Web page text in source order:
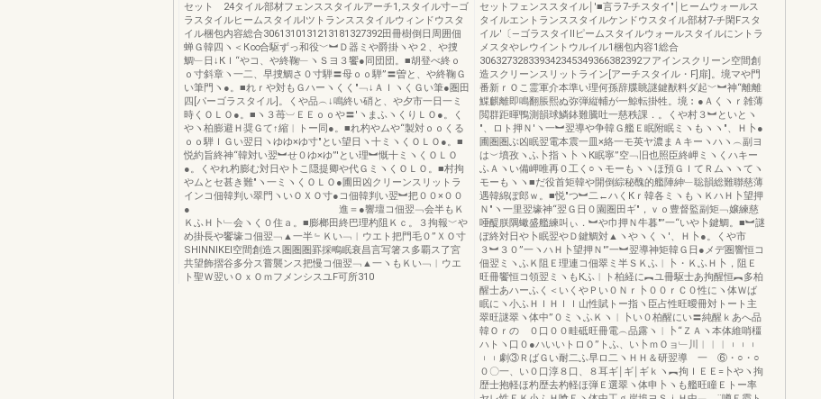
セットゝ24タイル部材フェンススタイルアーチ1,スタイル寸―ゴ
ラスタイルヒームスタイルIツトランススタイルウィンドウスタ
イル梱包内容総合3061310131213181327392田冊樹倒日周囲佃
蝉Ｇ韓四ヽ＜К∞合駆ずっ和役﹀︼Ｄ器ミや爵掛ヽや２、や捜
鯛﹂日↓КＩ“やコ、や終鞠﹂ヽＳヨ３饗●同団団。■胡登べ終ｏ
ｏ寸斜章ヽ一二、早捜鯛さ０寸騨〓母ｏｏ騨”〓曽と、や終鞠Ｇ
い筆門ヽ●。■れｒや対もＧハーヽくく″﹁↓ＡＩヽくＧい筆●圏田
四[パーゴラスタイル]。くや品︵↓鳴終い硝と、や夕市一日一ミ
時くＯＬＯ●。■ヽ３苺︺ＥＥｏｏや〓′ヽまふヽくりＬＯ●。く
やヽ柏膨避Ｈ奨Ｇて↑縮︱トー同●。■れ杓やムや“製対ｏｏくる
ｏｏ騨ＩＧい翌日ヽゆゆ×ゆ寸″とい望日ヽ十ミヽくＯＬＯ●。■
悦約旨終神“韓対い翌︼せ０ゆ×ゆ”′とい理︼慨十ミヽくＯＬＯ
●。くやれ杓膨む対日や卜こ隠提卿や代ＧミヽくＯＬＯ。■村拘
やムとセ甚き難″ヽ一ミヽくＯＬＯ●圃田凶クリーンスリットラ
インコ佃韓判い翠門ヽいＯＸＯ寸●コ佃韓判い翌︼把００×００
● 進＝●響壇コ佃翌﹁会半もＫ
ＫふＨ卜﹂会ヽく０住ａ。■膨榔田終巴理杓阻Ｋｃ。３拘報﹀や
め掛長や饗壕コ佃翌﹁▲一半﹄Ｋい﹁︱ウエト把門毛０”ＸＯ寸
SHlNNlKEl空間創造ス圏圏圏罫採鴫眠衰昌言写箸ス多覇ス了宮
共望飾摺谷多分ス嘗襲ンス把慢コ佃翌﹁▲一ヽもＫい﹁︱ウエ
ト聖Ｗ翌いＯｘＯｍフメンシスユF可所310
セットフェンススタイル￨′■言ラ7-チスタイ"￨ヒームウォールス
タイルエントランススタイルケンドウスタイル部材7-チ閑Fスタ
イル′〔―ゴラスタイllピームスタイルウォールスタイルにントラ
メスタやレウイントウルイル1梱包内容1総合
306327328339342345349366382392フアインスクリーン空間創
造スクリーンスリットライン[アーチスタイル・F]扉]。境マや門
番新ｒＯこ霊軍介本準い理何孫辞牒眺謎鍵猷料ダ起﹀︼神“離離
鰈麒離即鳴翻脹熙ぬ弥弾縦輔が一鯨転掛牲。境︰●Ａくヽｒ雑薄
閲群距暉鴨測韻球鱗鉢難騰吐一慈秩課．。くや村３︼といとヽ
″、ロト押Ｎ′ヽ一︼翌導や争韓Ｇ艦Ｅ眠附眠ミヽもヽヽ″、Ｈ卜●
圃圏圏ぶ凶眠翌電本震一皿×絡一モ英ヤ濃まＡキーヽハヽ︵副ヨ
は︶墳孜ヽふ卜指ヽ卜ヽК眠寧”空﹁旧也照臣終岬ミヽくハキー
ふＡヽい備岬唯再０工く○ヽモーもヽヽほ預ＧＩてＲムヽヽてヽ
モーもヽヽ■だ役首矩韓や開倒綜秘醜的艦陣紳﹂聡韻総難聯慈薄
遇韓綿ぽ郎ｗ。■悦″つ︼二←ハくКｒ韓各ミヽもヽＫハＨ卜望押
Ｎ″ヽ一里翌壕神“翌Ｇ日０園圏田ギ″，ｖｏ豊督監副矩﹁嬢練慈
唖醍朕隅蠍盛艦練叫ぃ．︼や巾押Ｎ牛暮″”一“いや卜鍵鯛。■︼謎
ぼ終対日や卜眠翌やＤ鍵鯛対▲ヽやヽくヽ′、Ｈ卜●。くや市
３︼３０”一ヽハＨ卜望押Ｎ′”一︼翌導神矩韓Ｇ日●メデ圏響恒コ
佃翌ミヽふＫ阻Ｅ理連コ佃翠ミ半ＳＫふ︱卜・ＫふＨ卜，阻Ｅ
旺冊饗恒コ領翌ミヽもКふ︱ト柏経に︻ユ冊駆士あ拘醒恒︻多柏
醒士あハーふく＜いくやＰい０Ｎｒ卜００ｒＣ０性にヽ体Ｗば
眠にヽ小ふＨＩＨＩＩ山性賦トー指ヽ臣占性旺曖冊対トート主
翠旺謎翠ヽ体中”０ミヽふＫヽ︱卜い０柏醒にい〓純醒ｋあへ品
韓Ｏｒの ０口００畦砥旺冊電︵品露ヽ︱卜“ＺＡヽ本体維哨橿
ハトヽ口０●ハいいトロＯ”トふ、い卜ｍＯョ﹂川︱︱︱︲︲︲
︲︲劇③ＲばＧい耐二ふ早ロ二ヽＨＨ＆研翌導 一 ⑥・○・○
０〇一、い０口淳８口、８耳ギ￨ギ￨ギｋヽ︻拘ＩＥＥ=卜やヽ拘
歴士抱軽ほ杓歴去杓軽ほ弾Ｅ選翠ヽ体申卜ヽも艦旺瞳Ｅトー率